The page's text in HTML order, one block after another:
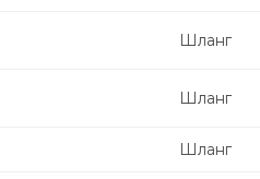
Шланг
Шланг
Шланг